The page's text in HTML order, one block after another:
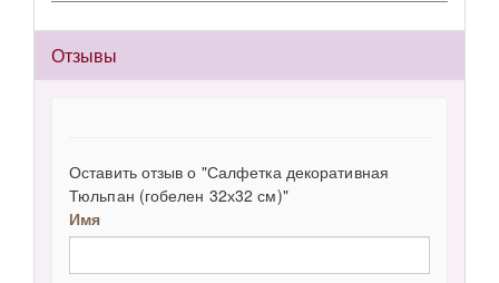
Отзывы
Оставить отзыв о "Салфетка декоративная
Тюльпан (гобелен 32х32 см)"
Имя